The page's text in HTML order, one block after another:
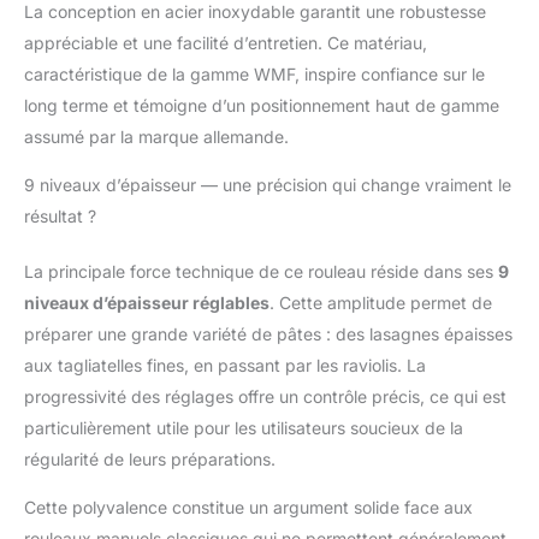
La conception en acier inoxydable garantit une robustesse
appréciable et une facilité d’entretien. Ce matériau,
caractéristique de la gamme WMF, inspire confiance sur le
long terme et témoigne d’un positionnement haut de gamme
assumé par la marque allemande.
9 niveaux d’épaisseur — une précision qui change vraiment le
résultat ?
La principale force technique de ce rouleau réside dans ses 9
niveaux d’épaisseur réglables. Cette amplitude permet de
préparer une grande variété de pâtes : des lasagnes épaisses
aux tagliatelles fines, en passant par les raviolis. La
progressivité des réglages offre un contrôle précis, ce qui est
particulièrement utile pour les utilisateurs soucieux de la
régularité de leurs préparations.
Cette polyvalence constitue un argument solide face aux